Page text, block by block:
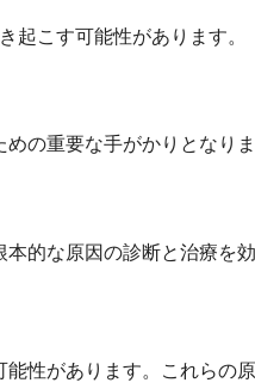
起こす可能性があります。
の重要な手がかりとなりま
的な原因の診断と治療を
性があります。これら